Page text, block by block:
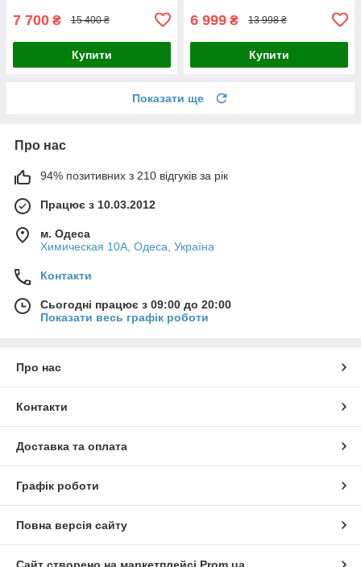
7 700 ₴ 15 400 ₴
Купити
6 999 ₴ 13 998 ₴
Купити
Показати ще
Про нас
94% позитивних з 210 відгуків за рік
Працює з 10.03.2012
м. Одеса
Химическая 10А, Одеса, Україна
Контакти
Сьогодні працює з 09:00 до 20:00
Показати весь графік роботи
Про нас
Контакти
Доставка та оплата
Графік роботи
Повна версія сайту
Сайт створено на маркетплейсі Prom.ua